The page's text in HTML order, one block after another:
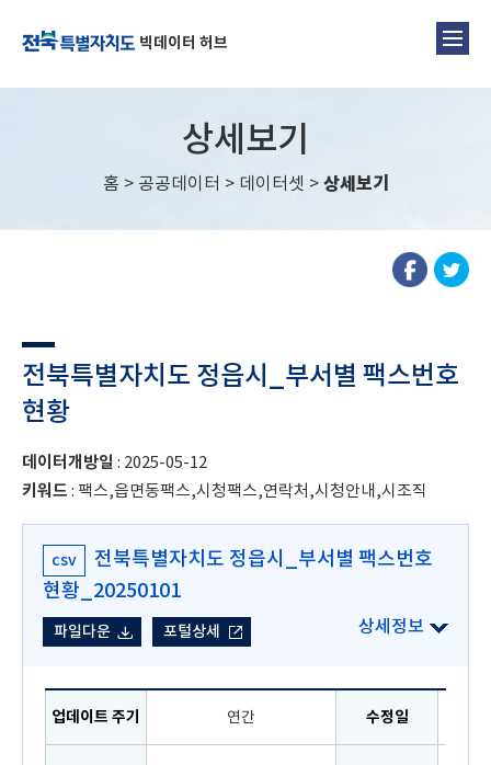
빅데이터 허브
상세보기
홈 > 공공데이터 > 데이터셋 > 상세보기
전북특별자치도 정읍시_부서별 팩스번호
현황
데이터개방일 : 2025-05-12
키워드 : 팩스,읍면동팩스,시청팩스,연락처,시청안내,시조직
csv
전북특별자치도 정읍시_부서별 팩스번호
현황_20250101
파일다운 포털상세
업데이트 주기 연간 수정일